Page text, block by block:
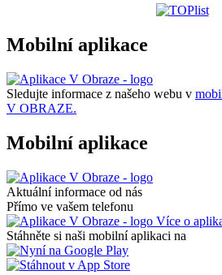
Mobilní aplikace
Sledujte informace z našeho webu v
V OBRAZE.
Mobilní aplikace
Aktuální informace od nás
Přímo ve vašem telefonu
Více o
Stáhněte si naši mobilní aplikaci na